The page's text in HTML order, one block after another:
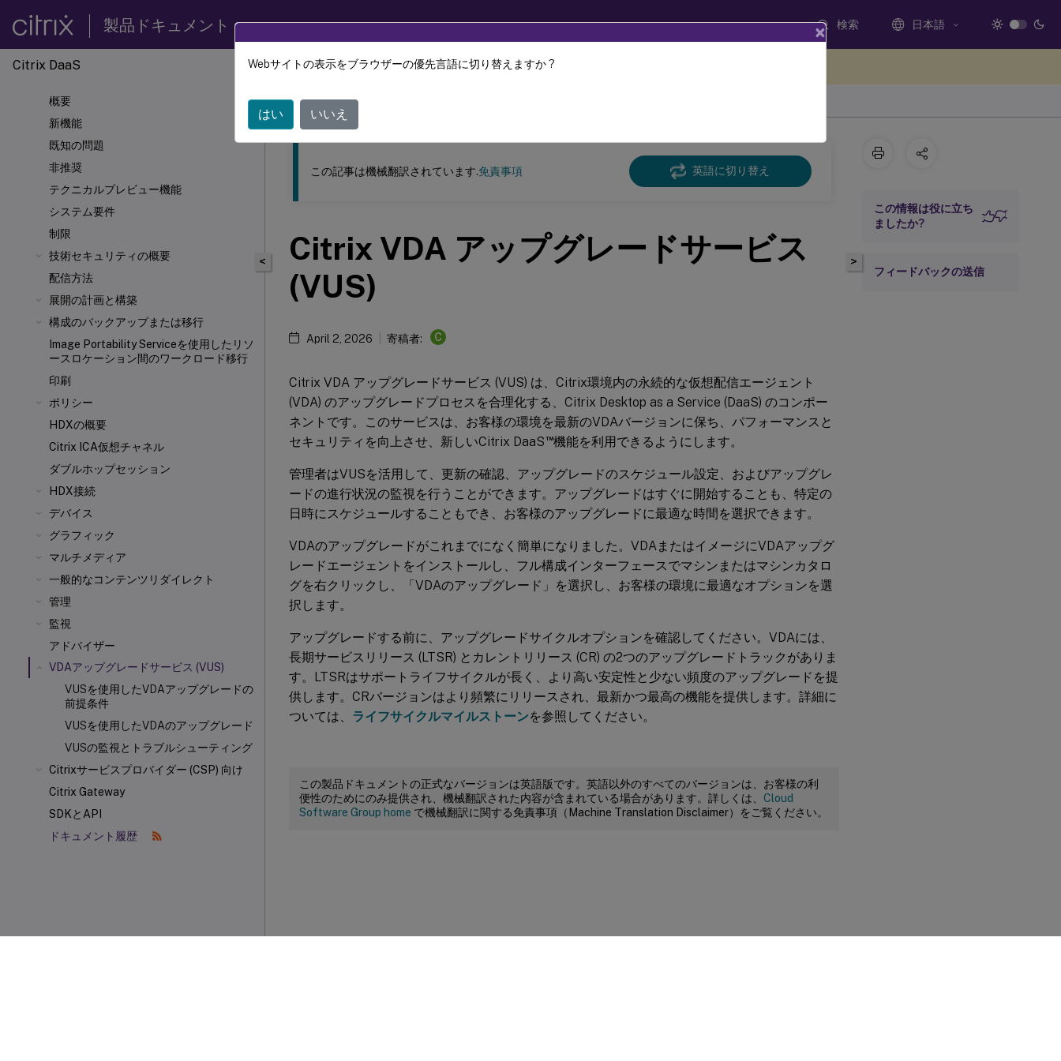
製品ドキュメント 検索 日本語
Citrix DaaS
概要
新機能
既知の問題
非推奨
テクニカルプレビュー機能
システム要件
制限
技術セキュリティの概要
配信方法
展開の計画と構築
構成のバックアップまたは移行
Image Portability Serviceを使用したリソ
ースロケーション間のワークロード移行
印刷
ポリシー
HDXの概要
Citrix ICA仮想チャネル
ダブルホップセッション
HDX接続
デバイス
グラフィック
マルチメディア
一般的なコンテンツリダイレクト
管理
監視
アドバイザー
VDAアップグレードサービス (VUS)
VUSを使用したVDAアップグレードの
前提条件
VUSを使用したVDAのアップグレード
VUSの監視とトラブルシューティング
Citrixサービスプロバイダー (CSP) 向け
Citrix Gateway
SDKとAPI
ドキュメント履歴
このコンテンツは動的に機械翻訳されています。
Citrix DaaS
<
この記事は機械翻訳されています.免責事項 英語に切り替え
Citrix VDA アップグレードサービス
(VUS)
April 2, 2026 寄稿者: C
Citrix VDA アップグレードサービス (VUS) は、Citrix環境内の永続的な仮想配信エージェント
(VDA) のアップグレードプロセスを合理化する、Citrix Desktop as a Service (DaaS) のコンポー
ネントです。このサービスは、お客様の環境を最新のVDAバージョンに保ち、パフォーマンスと
セキュリティを向上させ、新しいCitrix DaaS™機能を利用できるようにします。
管理者はVUSを活用して、更新の確認、アップグレードのスケジュール設定、およびアップグレ
ードの進行状況の監視を行うことができます。アップグレードはすぐに開始することも、特定の
日時にスケジュールすることもでき、お客様のアップグレードに最適な時間を選択できます。
VDAのアップグレードがこれまでになく簡単になりました。VDAまたはイメージにVDAアップグ
レードエージェントをインストールし、フル構成インターフェースでマシンまたはマシンカタロ
グを右クリックし、「VDAのアップグレード」を選択し、お客様の環境に最適なオプションを選
択します。
アップグレードする前に、アップグレードサイクルオプションを確認してください。VDAには、
長期サービスリリース (LTSR) とカレントリリース (CR) の2つのアップグレードトラックがありま
す。LTSRはサポートライフサイクルが長く、より高い安定性と少ない頻度のアップグレードを提
供します。CRバージョンはより頻繁にリリースされ、最新かつ最高の機能を提供します。詳細に
ついては、 ライフサイクルマイルストーンを参照してください。
この製品ドキュメントの正式なバージョンは英語版です。英語以外のすべてのバージョンは、お客様の利
便性のためにのみ提供され、機械翻訳された内容が含まれている場合があります。詳しくは、 Cloud
Software Group home で機械翻訳に関する免責事項（Machine Translation Disclaimer）をご覧ください。
>
この情報は役に立ち
ましたか?
フィードバックの送信
×
Webサイトの表示をブラウザーの優先言語に切り替えますか ?
はい いいえ